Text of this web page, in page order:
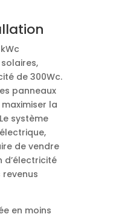
de 300Wc.
panneaux
la
système
de vendre
d’électricité
revenus
en moins